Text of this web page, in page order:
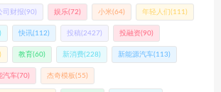
司财报(90) 娱乐(72) 小米(64) 年轻人们 (111)
快讯(112) 投稿 (2427) 投融资(90)
教育(60) 新消费(228) 新能源汽车(113)
汽车(70) 杰奇模板(55)